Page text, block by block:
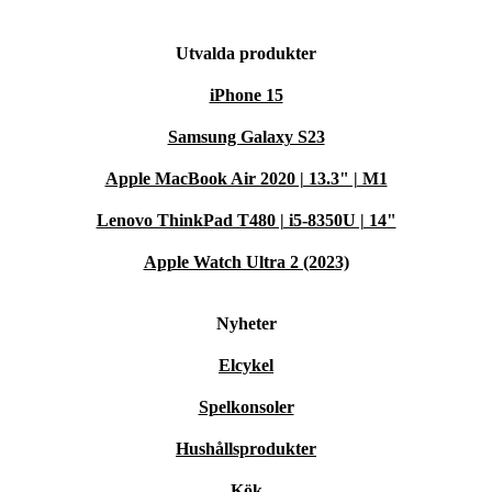
Utvalda produkter
iPhone 15
Samsung Galaxy S23
Apple MacBook Air 2020 | 13.3" | M1
Lenovo ThinkPad T480 | i5-8350U | 14"
Apple Watch Ultra 2 (2023)
Nyheter
Elcykel
Spelkonsoler
Hushållsprodukter